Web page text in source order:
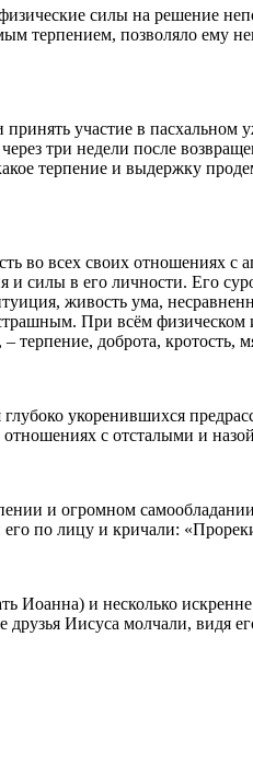
силы на решение
терпением, позволяло ему
участие в пасхальном
три недели после
терпение и выдержку
во всех своих отношениях
силы в его личности. Его
живость ума,
При всём физическом
доброта, кротость,
укоренившихся
с отсталыми и
и огромном
его по лицу и кричали:
Иоанна) и несколько
Иисуса молчали, видя